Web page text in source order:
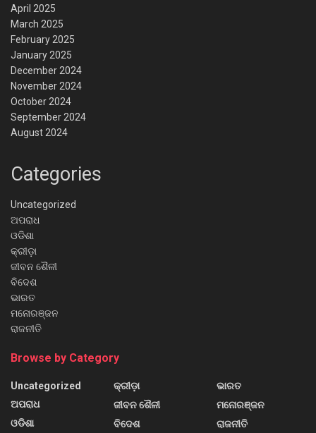
April 2025
March 2025
February 2025
January 2025
December 2024
November 2024
October 2024
September 2024
August 2024
Categories
Uncategorized
ଅପରାଧ
ଓଡିଶା
କ୍ରୀଡ଼ା
ଜୀବନ ଶୈଳୀ
ବିଦେଶ
ଭାରତ
ମନୋରଞ୍ଜନ
ରାଜନୀତି
Browse by Category
Uncategorized
ଅପରାଧ
ଓଡିଶା
କ୍ରୀଡ଼ା
ଜୀବନ ଶୈଳୀ
ବିଦେଶ
ଭାରତ
ମନୋରଞ୍ଜନ
ରାଜନୀତି